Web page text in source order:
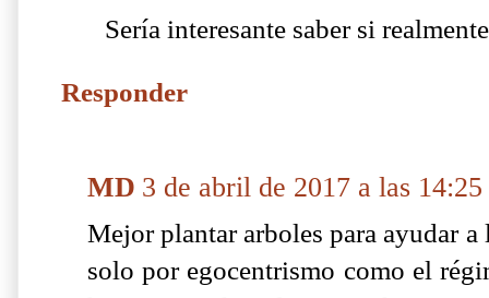
Sería interesante saber si
Responder
MD 3 de abril de 2017 a las 14:25
Mejor plantar arboles para ayudar
solo por egocentrismo como el